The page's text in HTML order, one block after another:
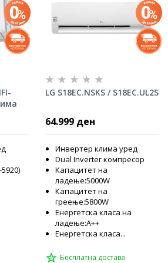
LG S18EC.NSKS / S18EC.UL2S
64.999 ден
Инвертер клима уред
Dual Inverter компресор
Капацитет на
ладење:5000W
Капацитет на
греење:5800W
Енергетска класа на
ладење:А++
Енергетска класа...
Бесплатна достава